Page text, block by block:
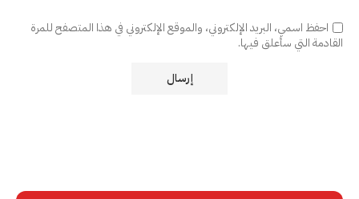
احفظ اسمي، البريد الإلكتروني، والموقع الإلكتروني في هذا المتصفح للمرة
القادمة التي سأعلق فيها.